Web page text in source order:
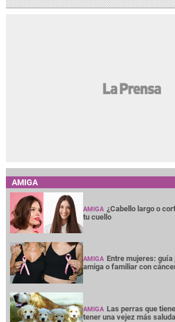
AMIGA
AMIGA ¿Cabello largo o
tu cuello
AMIGA Entre mujeres:
amiga o familiar con
AMIGA Las perras que
tener una vejez más